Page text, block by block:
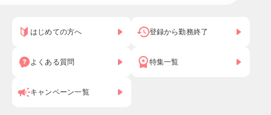
はじめての方へ 登録から勤務終了
よくある質問 特集一覧
キャンペーン一覧